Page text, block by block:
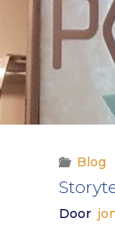
Blog
Door